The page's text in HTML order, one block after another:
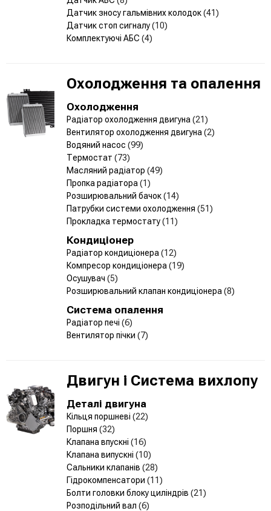
Датчик зносу гальмівних колодок(41)
Датчик стоп сигналу(10)
Комплектуючі АБС (4)
Охолодження та опалення
Охолодження
Радіатор охолодження двигуна (21)
Вентилятор охолодження двигуна (2)
Водяний насос (99)
Термостат (73)
Масляний радіатор (49)
Пропка радіатора (1)
Розширювальний бачок(14)
Патрубки системи охолодження (51)
Прокладка термостату(11)
Кондиціонер
Радіатор кондиціонера (12)
Компресор кондиціонера (19)
Осушувач (5)
Розширювальний клапан кондиціонера (8)
Система опалення
Радіатор печі (6)
Вентилятор пічки (7)
Двигун і Система вихлопу
Деталі двигуна
Кільця поршневі (22)
Поршня (32)
Клапана впускні (16)
Клапана випускні (10)
Сальники клапанів (28)
Гідрокомпенсатори (11)
Болти головки блоку циліндрів (21)
Розподільний вал (6)